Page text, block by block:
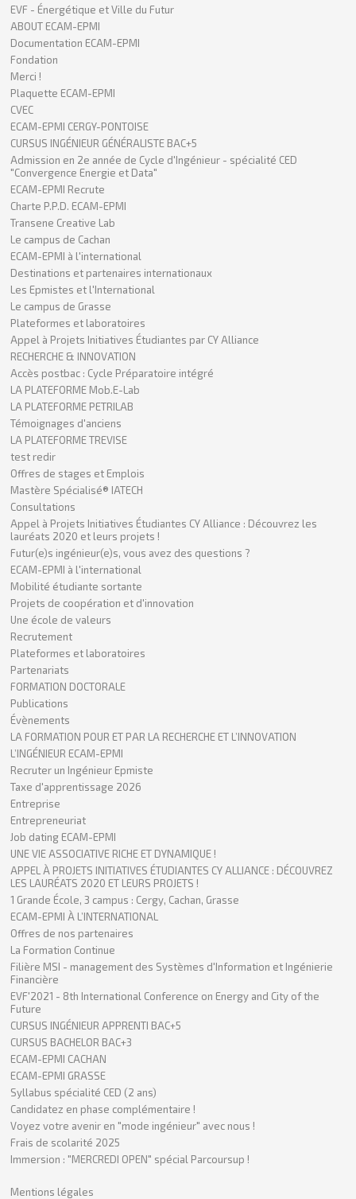
EVF - Énergétique et Ville du Futur
ABOUT ECAM-EPMI
Documentation ECAM-EPMI
Fondation
Merci !
Plaquette ECAM-EPMI
CVEC
ECAM-EPMI CERGY-PONTOISE
CURSUS INGÉNIEUR GÉNÉRALISTE BAC+5
Admission en 2e année de Cycle d'Ingénieur - spécialité CED
"Convergence Energie et Data"
ECAM-EPMI Recrute
Charte P.P.D. ECAM-EPMI
Transene Creative Lab
Le campus de Cachan
ECAM-EPMI à l'international
Destinations et partenaires internationaux
Les Epmistes et l'International
Le campus de Grasse
Plateformes et laboratoires
Appel à Projets Initiatives Étudiantes par CY Alliance
RECHERCHE & INNOVATION
Accès postbac : Cycle Préparatoire intégré
LA PLATEFORME Mob.E-Lab
LA PLATEFORME PETRILAB
Témoignages d'anciens
LA PLATEFORME TREVISE
test redir
Offres de stages et Emplois
Mastère Spécialisé® IATECH
Consultations
Appel à Projets Initiatives Étudiantes CY Alliance : Découvrez les
lauréats 2020 et leurs projets !
Futur(e)s ingénieur(e)s, vous avez des questions ?
ECAM-EPMI à l'international
Mobilité étudiante sortante
Projets de coopération et d'innovation
Une école de valeurs
Recrutement
Plateformes et laboratoires
Partenariats
FORMATION DOCTORALE
Publications
Évènements
LA FORMATION POUR ET PAR LA RECHERCHE ET L’INNOVATION
L’INGÉNIEUR ECAM-EPMI
Recruter un Ingénieur Epmiste
Taxe d'apprentissage 2026
Entreprise
Entrepreneuriat
Job dating ECAM-EPMI
UNE VIE ASSOCIATIVE RICHE ET DYNAMIQUE !
APPEL À PROJETS INITIATIVES ÉTUDIANTES CY ALLIANCE : DÉCOUVREZ
LES LAURÉATS 2020 ET LEURS PROJETS !
1 Grande École, 3 campus : Cergy, Cachan, Grasse
ECAM-EPMI À L’INTERNATIONAL
Offres de nos partenaires
La Formation Continue
Filière MSI - management des Systèmes d'Information et Ingénierie
Financière
EVF'2021 - 8th International Conference on Energy and City of the
Future
CURSUS INGÉNIEUR APPRENTI BAC+5
CURSUS BACHELOR BAC+3
ECAM-EPMI CACHAN
ECAM-EPMI GRASSE
Syllabus spécialité CED (2 ans)
Candidatez en phase complémentaire !
Voyez votre avenir en "mode ingénieur" avec nous !
Frais de scolarité 2025
Immersion : "MERCREDI OPEN" spécial Parcoursup !
Mentions légales